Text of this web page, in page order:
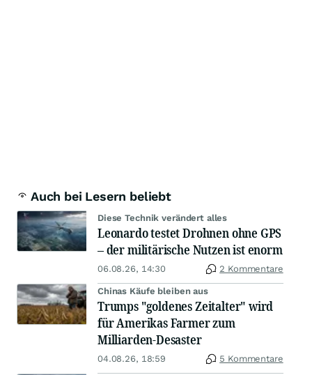
Auch bei Lesern beliebt
Diese Technik verändert alles
Leonardo testet Drohnen ohne GPS
– der militärische Nutzen ist enorm
06.08.26, 14:30 2 Kommentare
Chinas Käufe bleiben aus
Trumps "goldenes Zeitalter" wird
für Amerikas Farmer zum
Milliarden-Desaster
04.08.26, 18:59 5 Kommentare